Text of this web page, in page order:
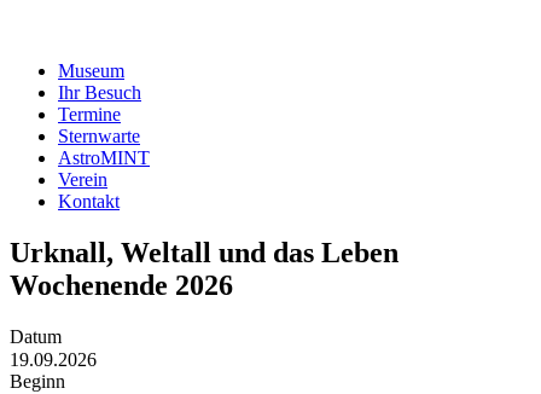
Museum
Ihr Besuch
Termine
Sternwarte
AstroMINT
Verein
Kontakt
Urknall, Weltall und das Leben
Wochenende 2026
Datum
19.09.2026
Beginn